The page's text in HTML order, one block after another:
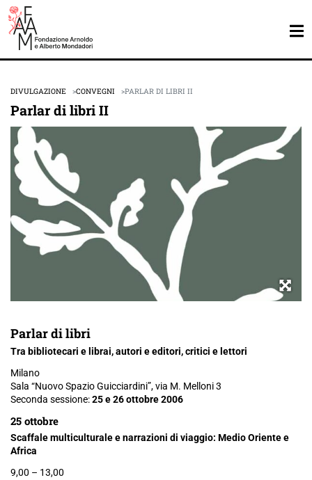
DIVULGAZIONE CONVEGNI PARLAR DI LIBRI II
Parlar di libri II
Parlar di libri
Tra bibliotecari e librai, autori e editori, critici e lettori
Milano
Sala “Nuovo Spazio Guicciardini”, via M. Melloni 3
Seconda sessione:25 e 26 ottobre 2006
25 ottobre
Scaffale multiculturale e narrazioni di viaggio: Medio Oriente e
Africa
9,00 – 13,00